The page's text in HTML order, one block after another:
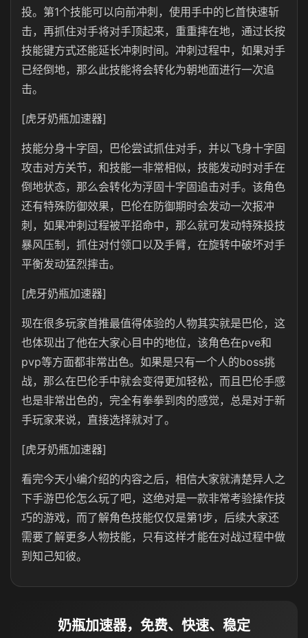
投。第1个技能可以向前冲刺，使用手中的匕首快速斩
击，再抓住对手将对手顶起来，重重摔在地，通过长按
技能键方式还能延长冲刺时间。冲刺过程中，如果对手
已经倒地，那么此技能将会转化为朝地面进行一次追
击。
[虎牙奶瓶加速器]
技能分身十字固，巴伦尝试抓住对手，并以飞身十字固
攻击对方关节，和技能一非常相似，技能发动时对手在
倒地状态，那么会转化为浮固十字固追击对手。该角色
还有特殊防御效果，巴伦在防御期时会发动一次报冲
刺，如果冲刺过程被平招命中，那么就可发动特殊投技
暴风压制，抓住对付领口以及手臂，在旋转中破坏对手
平衡发动猛烈摔击。
[虎牙奶瓶加速器]
现在很多玩家首推最值得体验的人物其实就是巴伦，这
也体现出了他在大家心目中的地位，该角色在pve和
pvp等方面都非常出色。如果是只有一个人的boss挑
战，那么在巴伦手中就会变得更加轻松，而且巴伦手感
也是非常出色的，完全有拳拳到肉的感觉，总是对于新
手玩家来说，直接选择就对了。
[虎牙奶瓶加速器]
看完今天小编介绍的内容之后，相信大家就清楚异人之
下手游巴伦怎么玩了吧，这绝对是一款非常考验操作技
巧的游戏，而了解角色技能仅仅是第1步，后续大家还
需要了解更多人物技能，只有这样才能在对战过程中做
到知己知彼。
奶瓶加速器，免费、快速、稳定